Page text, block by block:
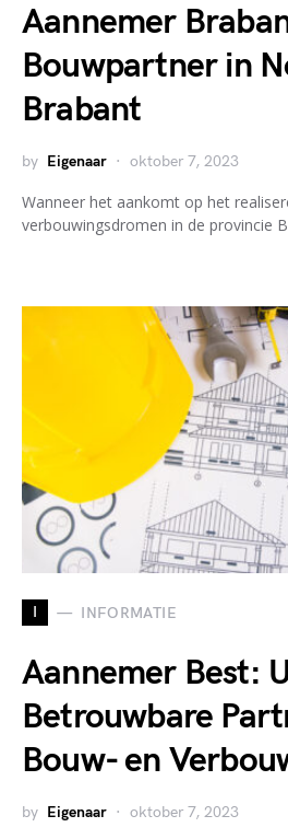
Aannemer
Bouwpartner in
Brabant
by Eigenaar oktober 7, 2023
Wanneer het aankomt op het
verbouwingsdromen in de provincie
I INFORMATIE
Aannemer Best:
Betrouwbare
Bouw- en
by Eigenaar oktober 7, 2023